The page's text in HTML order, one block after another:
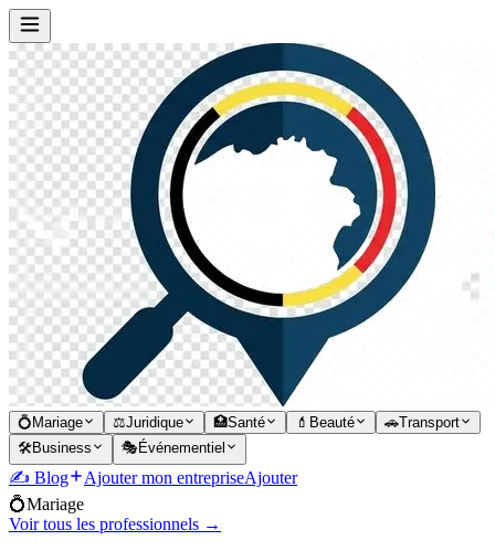
💍 Mariage ⚖️Juridique 🏥Santé 💄 Beauté 🚗Transport
🛠️Business 🎭 Événementiel
✍️ Blog Ajouter mon entrepriseAjouter
💍Mariage
Voir tous les professionnels →